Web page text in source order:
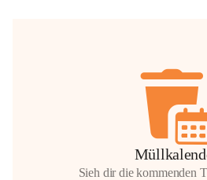
Sieh dir die kommenden